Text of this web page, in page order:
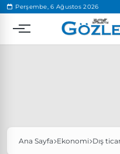
Perşembe, 6 Ağustos 2026
Popüler Aramalar
Ana Sayfa Ekonomi Dış